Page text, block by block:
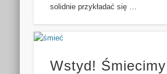
solidnie przykładać się …
Wstyd!